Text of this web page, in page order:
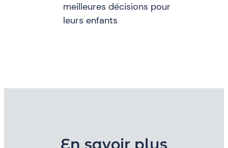
meilleures décisions pour
leurs enfants
En savoir plus